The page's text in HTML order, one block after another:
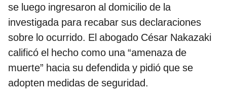
se luego ingresaron al domicilio de la
investigada para recabar sus declaraciones
sobre lo ocurrido. El abogado César Nakazaki
calificó el hecho como una “amenaza de
muerte” hacia su defendida y pidió que se
adopten medidas de seguridad.